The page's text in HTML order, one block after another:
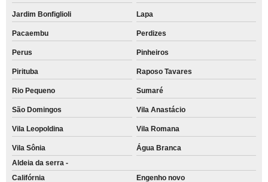
Jardim Bonfiglioli Lapa
Pacaembu Perdizes
Perus Pinheiros
Pirituba Raposo Tavares
Rio Pequeno Sumaré
São Domingos Vila Anastácio
Vila Leopoldina Vila Romana
Vila Sônia
Água Branca
Aldeia da serra -
Califórnia
Engenho novo